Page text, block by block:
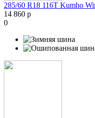
285/60 R18 116T Kumho
14 860 р
0